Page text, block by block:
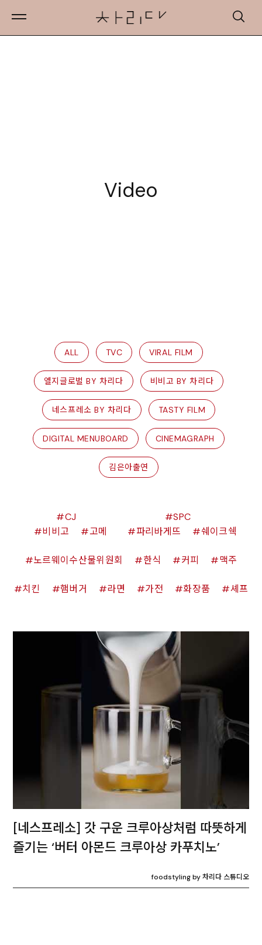
ALL TVC VIRAL FILM
엘지글로벌 BY 차리다 비비고 BY 차리다
네스프레소 BY 차리다 TASTY FILM
DIGITAL MENUBOARD CINEMAGRAPH
김은아출연
CJ
비비고
고메
SPC
파리바게뜨
쉐이크쉑
노르웨이수산물위원회 한식 커피 맥주
치킨 햄버거 라면 가전 화장품 셰프
[네스프레소] 갓 구운 크루아상처럼 따뜻하게
즐기는 ‘버터 아몬드 크루아상 카푸치노’
foodstyling by 차리다 스튜디오